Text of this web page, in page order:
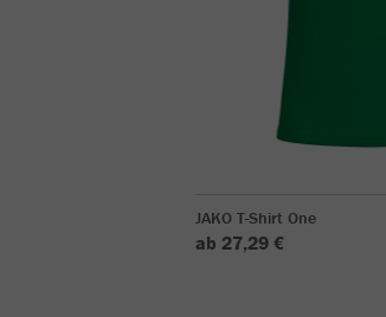
JAKO T-Shirt One
ab 27,29 €